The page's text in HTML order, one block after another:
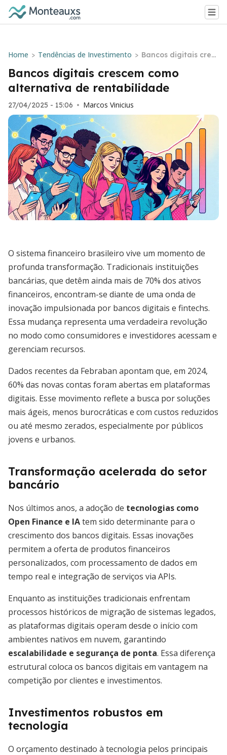
Home > Tendências de Investimento > Bancos digitais cresc
de rentabilidade
Bancos digitais crescem como
alternativa de rentabilidade
27/04/2025 - 15:06 • Marcos Vinicius
O sistema financeiro brasileiro vive um momento de
profunda transformação. Tradicionais instituições
bancárias, que detêm ainda mais de 70% dos ativos
financeiros, encontram-se diante de uma onda de
inovação impulsionada por bancos digitais e fintechs.
Essa mudança representa uma verdadeira revolução
no modo como consumidores e investidores acessam e
gerenciam recursos.
Dados recentes da Febraban apontam que, em 2024,
60% das novas contas foram abertas em plataformas
digitais. Esse movimento reflete a busca por soluções
mais ágeis, menos burocráticas e com custos reduzidos
ou até mesmo zerados, especialmente por públicos
jovens e urbanos.
Transformação acelerada do setor
bancário
Nos últimos anos, a adoção de tecnologias como
Open Finance e IAtem sido determinante para o
crescimento dos bancos digitais. Essas inovações
permitem a oferta de produtos financeiros
personalizados, com processamento de dados em
tempo real e integração de serviços via APIs.
Enquanto as instituições tradicionais enfrentam
processos históricos de migração de sistemas legados,
as plataformas digitais operam desde o início com
ambientes nativos em nuvem, garantindo
escalabilidade e segurança de ponta. Essa diferença
estrutural coloca os bancos digitais em vantagem na
competição por clientes e investimentos.
Investimentos robustos em
tecnologia
O orçamento destinado à tecnologia pelos principais